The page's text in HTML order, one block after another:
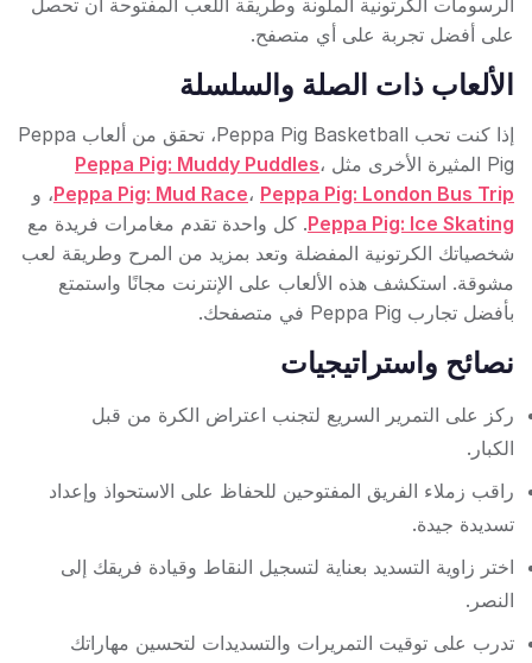
الرسومات الكرتونية الملونة وطريقة اللعب المفتوحة أن تحصل
على أفضل تجربة على أي متصفح.
الألعاب ذات الصلة والسلسلة
إذا كنت تحب Peppa Pig Basketball، تحقق من ألعاب Peppa
Pig المثيرة الأخرى مثل
Peppa Pig: Muddy Puddles،
Peppa Pig: Mud Race، Peppa Pig: London Bus Trip
، و
Peppa Pig: Ice Skating. كل واحدة تقدم مغامرات فريدة مع
شخصياتك الكرتونية المفضلة وتعد بمزيد من المرح وطريقة لعب
مشوقة. استكشف هذه الألعاب على الإنترنت مجانًا واستمتع
بأفضل تجارب Peppa Pig في متصفحك.
نصائح واستراتيجيات
ركز على التمرير السريع لتجنب اعتراض الكرة من قبل
الكبار.
راقب زملاء الفريق المفتوحين للحفاظ على الاستحواذ وإعداد
تسديدة جيدة.
اختر زاوية التسديد بعناية لتسجيل النقاط وقيادة فريقك إلى
النصر.
تدرب على توقيت التمريرات والتسديدات لتحسين مهاراتك